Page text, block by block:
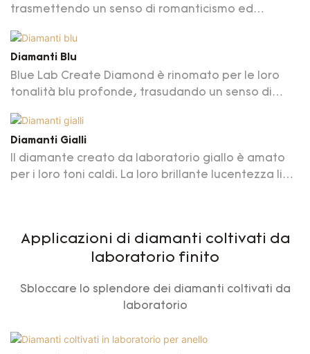
trasmettendo un senso di romanticismo ed
preziosa e da collezione nei gioielli
Diamanti Blu
Blue Lab Create Diamond è rinomato per le loro
tonalità blu profonde, trasudando un senso di
effetti incantevoli al design dei gioielli
Diamanti Gialli
Il diamante creato da laboratorio giallo è amato
per i loro toni caldi. La loro brillante lucentezza li
Applicazioni di diamanti coltivati ​​da
laboratorio finito
Sbloccare lo splendore dei diamanti coltivati ​​da
laboratorio